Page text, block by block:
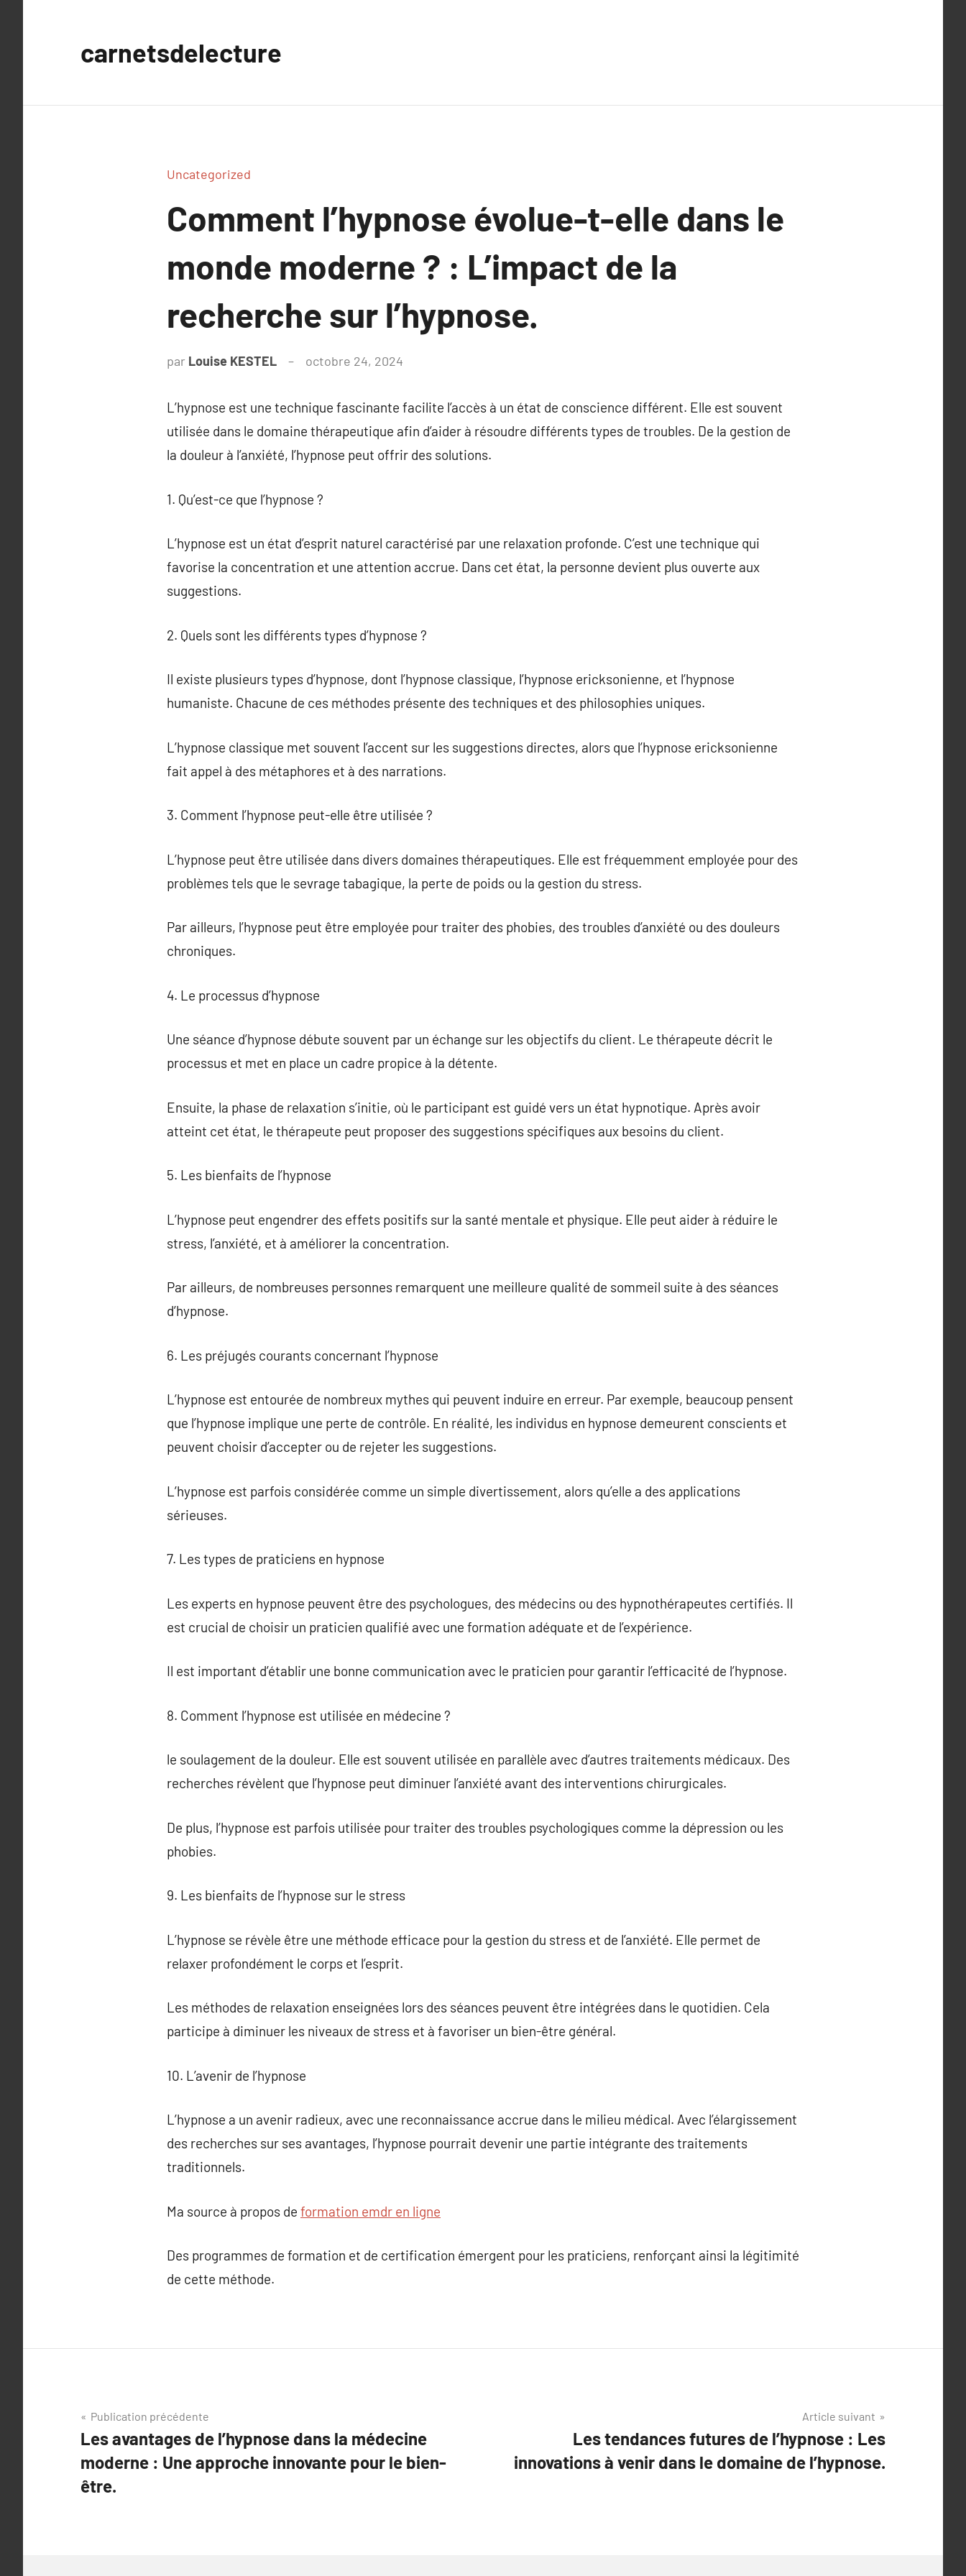
carnetsdelecture
Uncategorized
Comment l’hypnose évolue-t-elle dans le
monde moderne ? : L’impact de la
recherche sur l’hypnose.
par Louise KESTEL octobre 24, 2024
L’hypnose est une technique fascinante facilite l’accès à un état de conscience différent. Elle est souvent
utilisée dans le domaine thérapeutique afin d’aider à résoudre différents types de troubles. De la gestion de
la douleur à l’anxiété, l’hypnose peut offrir des solutions.
1. Qu’est-ce que l’hypnose ?
L’hypnose est un état d’esprit naturel caractérisé par une relaxation profonde. C’est une technique qui
favorise la concentration et une attention accrue. Dans cet état, la personne devient plus ouverte aux
suggestions.
2. Quels sont les différents types d’hypnose ?
Il existe plusieurs types d’hypnose, dont l’hypnose classique, l’hypnose ericksonienne, et l’hypnose
humaniste. Chacune de ces méthodes présente des techniques et des philosophies uniques.
L’hypnose classique met souvent l’accent sur les suggestions directes, alors que l’hypnose ericksonienne
fait appel à des métaphores et à des narrations.
3. Comment l’hypnose peut-elle être utilisée ?
L’hypnose peut être utilisée dans divers domaines thérapeutiques. Elle est fréquemment employée pour des
problèmes tels que le sevrage tabagique, la perte de poids ou la gestion du stress.
Par ailleurs, l’hypnose peut être employée pour traiter des phobies, des troubles d’anxiété ou des douleurs
chroniques.
4. Le processus d’hypnose
Une séance d’hypnose débute souvent par un échange sur les objectifs du client. Le thérapeute décrit le
processus et met en place un cadre propice à la détente.
Ensuite, la phase de relaxation s’initie, où le participant est guidé vers un état hypnotique. Après avoir
atteint cet état, le thérapeute peut proposer des suggestions spécifiques aux besoins du client.
5. Les bienfaits de l’hypnose
L’hypnose peut engendrer des effets positifs sur la santé mentale et physique. Elle peut aider à réduire le
stress, l’anxiété, et à améliorer la concentration.
Par ailleurs, de nombreuses personnes remarquent une meilleure qualité de sommeil suite à des séances
d’hypnose.
6. Les préjugés courants concernant l’hypnose
L’hypnose est entourée de nombreux mythes qui peuvent induire en erreur. Par exemple, beaucoup pensent
que l’hypnose implique une perte de contrôle. En réalité, les individus en hypnose demeurent conscients et
peuvent choisir d’accepter ou de rejeter les suggestions.
L’hypnose est parfois considérée comme un simple divertissement, alors qu’elle a des applications
sérieuses.
7. Les types de praticiens en hypnose
Les experts en hypnose peuvent être des psychologues, des médecins ou des hypnothérapeutes certifiés. Il
est crucial de choisir un praticien qualifié avec une formation adéquate et de l’expérience.
Il est important d’établir une bonne communication avec le praticien pour garantir l’efficacité de l’hypnose.
8. Comment l’hypnose est utilisée en médecine ?
le soulagement de la douleur. Elle est souvent utilisée en parallèle avec d’autres traitements médicaux. Des
recherches révèlent que l’hypnose peut diminuer l’anxiété avant des interventions chirurgicales.
De plus, l’hypnose est parfois utilisée pour traiter des troubles psychologiques comme la dépression ou les
phobies.
9. Les bienfaits de l’hypnose sur le stress
L’hypnose se révèle être une méthode efficace pour la gestion du stress et de l’anxiété. Elle permet de
relaxer profondément le corps et l’esprit.
Les méthodes de relaxation enseignées lors des séances peuvent être intégrées dans le quotidien. Cela
participe à diminuer les niveaux de stress et à favoriser un bien-être général.
10. L’avenir de l’hypnose
L’hypnose a un avenir radieux, avec une reconnaissance accrue dans le milieu médical. Avec l’élargissement
des recherches sur ses avantages, l’hypnose pourrait devenir une partie intégrante des traitements
traditionnels.
Ma source à propos de formation emdr en ligne
Des programmes de formation et de certification émergent pour les praticiens, renforçant ainsi la légitimité
de cette méthode.
Navigation
de
l’article
Publication précédente
Les avantages de l’hypnose dans la médecine
moderne : Une approche innovante pour le bien-
être.
Article suivant
Les tendances futures de l’hypnose : Les
innovations à venir dans le domaine de l’hypnose.